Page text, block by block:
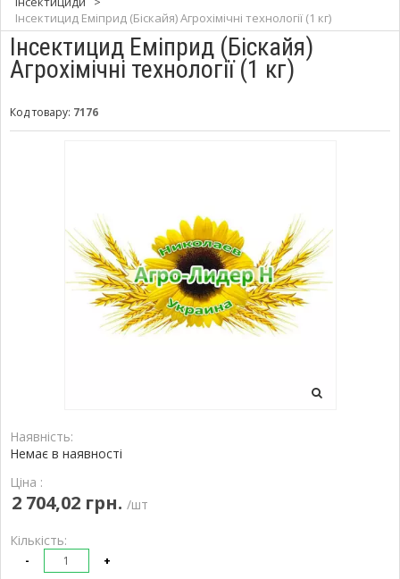
Інсектицид Еміприд (Біскайя) Агрохімічні технології (1 кг)
Інсектицид Еміприд (Біскайя)
Агрохімічні технології (1 кг)
Код товару: 7176
Наявність:
Немає в наявності
Ціна :
2 704,02 грн. /шт
Кількість:
- +